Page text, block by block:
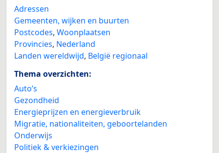
Adressen
Gemeenten, wijken en buurten
Postcodes, Woonplaatsen
Provincies, Nederland
Landen wereldwijd, België regionaal
Thema overzichten:
Auto’s
Gezondheid
Energieprijzen en energieverbruik
Migratie, nationaliteiten, geboortelanden
Onderwijs
Politiek & verkiezingen